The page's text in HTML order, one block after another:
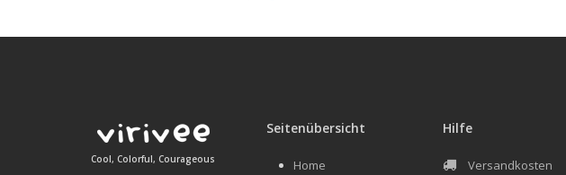
Cool, Colorful, Courageous
Seitenübersicht
Home
Hilfe
Versandkosten